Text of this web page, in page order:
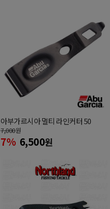
아부가르시아 멀티 라인커터 50
7,000원
7% 6,500원